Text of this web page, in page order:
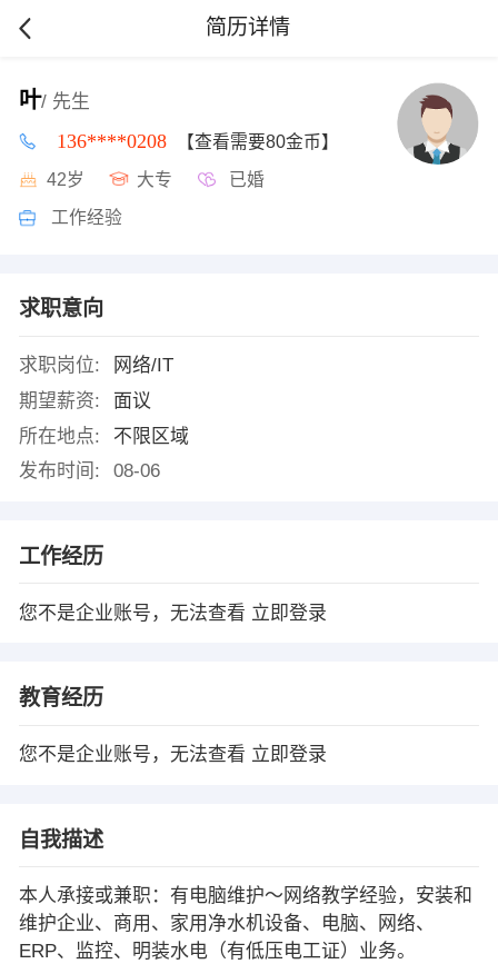
简历详情
叶/ 先生
136****0208 【查看需要80金币】
42岁 大专 已婚
工作经验
求职意向
求职岗位:
网络/IT
期望薪资:
面议
所在地点:
不限区域
发布时间:
08-06
工作经历
您不是企业账号，无法查看 立即登录
教育经历
您不是企业账号，无法查看 立即登录
自我描述
本人承接或兼职：有电脑维护～网络教学经验，安装和
维护企业、商用、家用净水机设备、电脑、网络、
ERP、监控、明装水电（有低压电工证）业务。